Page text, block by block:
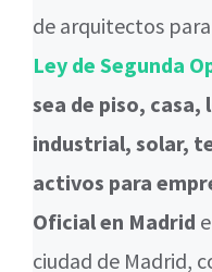
de arquitectos
Ley de Segunda
sea de piso,
industrial, solar,
activos para
Oficial en Madrid
ciudad de Madrid,